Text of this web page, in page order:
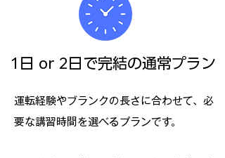
1日 or 2日で完結の通常プラン
運転経験やブランクの長さに合わせて、必
要な講習時間を選べるプランです。